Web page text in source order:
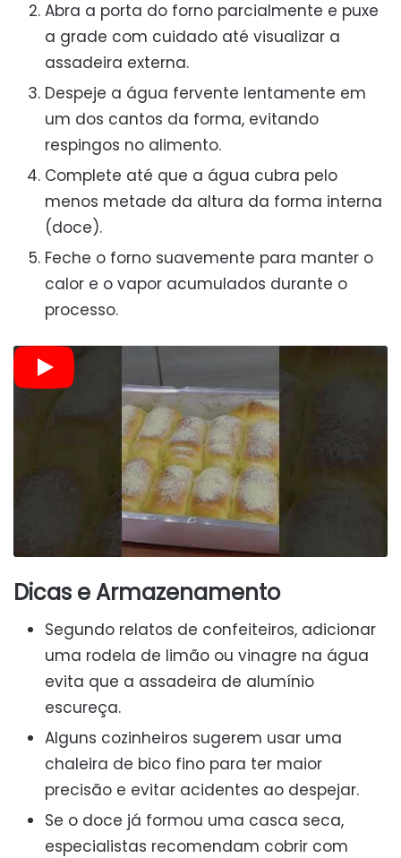
Abra a porta do forno parcialmente e puxe
a grade com cuidado até visualizar a
assadeira externa.
Despeje a água fervente lentamente em
um dos cantos da forma, evitando
respingos no alimento.
Complete até que a água cubra pelo
menos metade da altura da forma interna
(doce).
Feche o forno suavemente para manter o
calor e o vapor acumulados durante o
processo.
Dicas e Armazenamento
Segundo relatos de confeiteiros, adicionar
uma rodela de limão ou vinagre na água
evita que a assadeira de alumínio
escureça.
Alguns cozinheiros sugerem usar uma
chaleira de bico fino para ter maior
precisão e evitar acidentes ao despejar.
Se o doce já formou uma casca seca,
especialistas recomendam cobrir com